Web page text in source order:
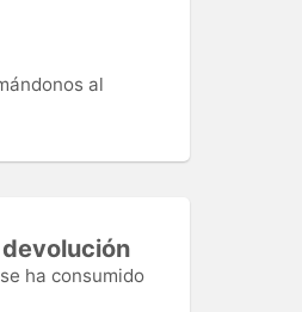
al
ha consumido